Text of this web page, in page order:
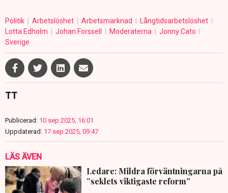
Politik Arbetslöshet Arbetsmarknad
Långtidsarbetslöshet
Lotta Edholm
Johan Forssell Moderaterna
Jonny Cato
Sverige
TT
Publicerad: 10 sep 2025, 16:01
Uppdaterad: 17 sep 2025, 09:47
LÄS ÄVEN
Ledare: Mildra förväntningarna på
”seklets viktigaste reform”